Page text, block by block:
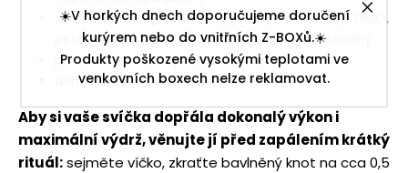
☀️V horkých dnech doporučujeme doručení
kurýrem nebo do vnitřních Z-BOXů.☀️
Produkty poškozené vysokými teplotami ve
venkovních boxech nelze reklamovat.
vyrobena ze sójového vosku, který neobsahuje GMO,
pesticidy, herbicidy, je zcela biologicky rozložitelný
při hoření nevznikají toxické látky
doba hoření cca 40 hodin
Aby si vaše svíčka dopřála dokonalý výkon i
maximální výdrž, věnujte jí před zapálením krátký
rituál:sejměte víčko, zkraťte bavlněný knot na cca 0,5